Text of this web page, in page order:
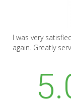
I was very
again. Greatly